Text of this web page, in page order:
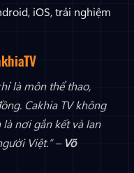
iOS, trải nghiệm
là môn thể thao,
Cakhia TV không
nơi gắn kết và lan
Việt.”– Võ